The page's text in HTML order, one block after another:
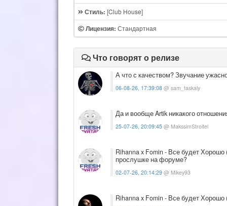
Стиль: [Club House]
Лицензия: Стандартная
Что говорят о релизе
А что с качеством? Звучание
06-08-26, 17:39:08 @ sam_taskaly
Да и вообще Artik никакого
25-07-26, 20:09:45 @ MakssimStroitel
Rihanna x Fomin - Все будет Хорошо
прослушке на форуме?
02-07-26, 20:14:29 @ Mikey93
Rihanna x Fomin - Все будет Хорошо